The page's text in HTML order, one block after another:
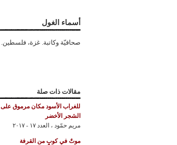
أسماء الغول
صحافيّة وكاتبة. غزة، فلسطين.
مقالات ذات صلة
للغراب الأسود مكان مرموق على
الشجر الأخضر
مريم حمّود ، العدد ١٧ - ٢٠١٧
موتٌ في كوبٍ من القرفة